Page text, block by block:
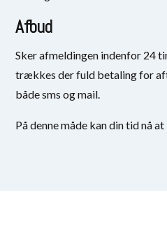
Afbud
Sker afmeldingen indenfor 24
trækkes der fuld betaling for
både sms og mail.
På denne måde kan din tid nå